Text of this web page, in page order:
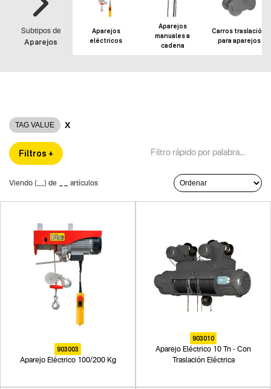
Subtipos de
Aparejos
Aparejos
eléctricos
Aparejos
manuales a
cadena
Carros traslación
para aparejos
TAG VALUE X
Filtros +
Viendo ( ) de artículos
903003
Aparejo Eléctrico 100/200 Kg
903010
Aparejo Eléctrico 10 Tn - Con
Traslación Eléctrica